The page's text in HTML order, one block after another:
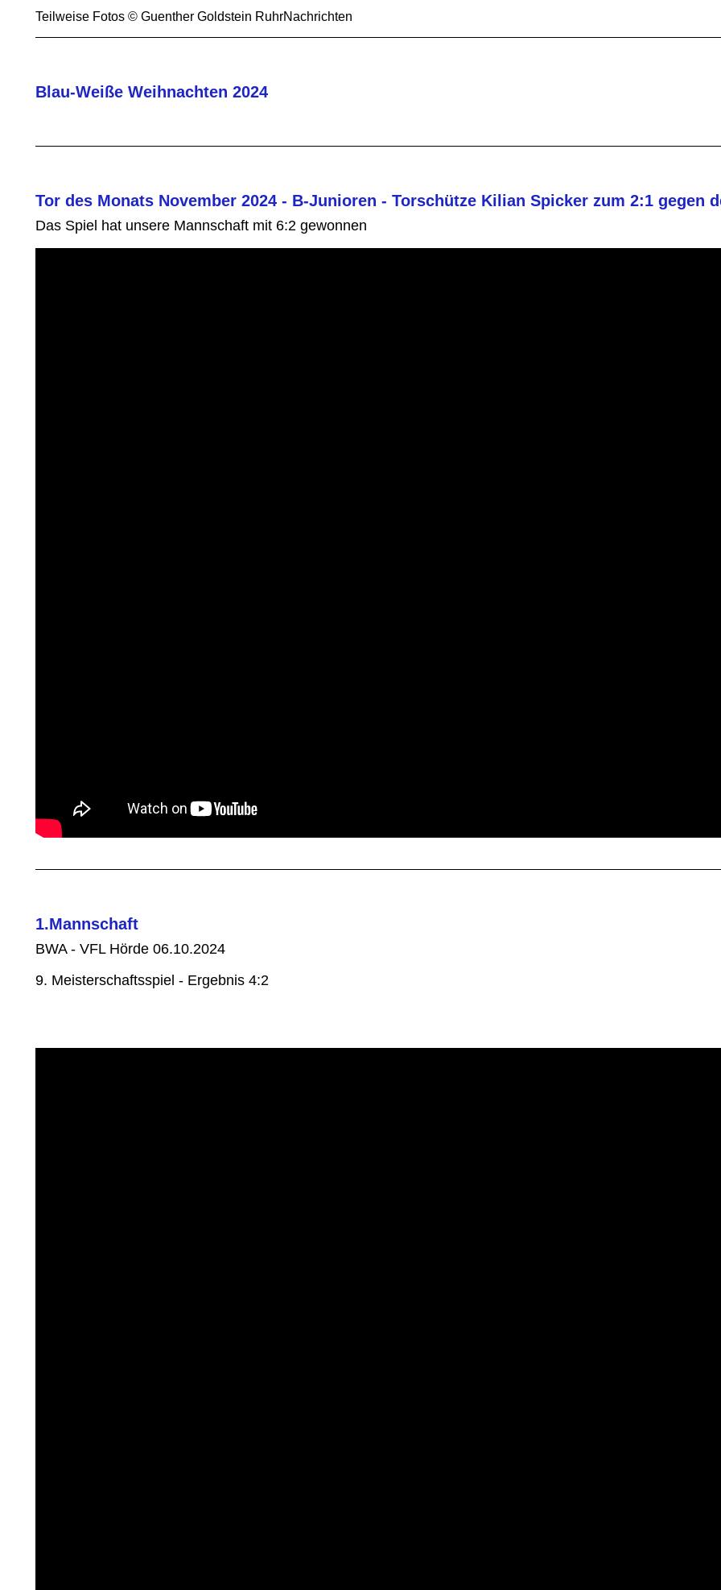
Teilweise Fotos © Guenther Goldstein RuhrNachrichten
Blau-Weiße Weihnachten 2024
Tor des Monats November 2024 - B-Junioren - Torschütze Kilian Spicker zum 2:1 gegen
Das Spiel hat unsere Mannschaft mit 6:2 gewonnen
1.Mannschaft
BWA - VFL Hörde 06.10.2024
9. Meisterschaftsspiel - Ergebnis 4:2